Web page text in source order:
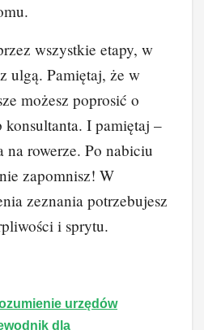
wszystkie etapy, w
ulgą. Pamiętaj, że w
możesz poprosić o
konsultanta. I pamiętaj –
na rowerze. Po nabiciu
zapomnisz! W
zeznania potrzebujesz
i sprytu.
urzędów
dla